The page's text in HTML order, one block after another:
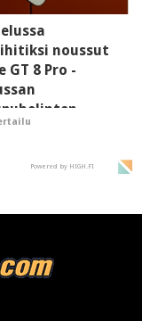
noussut
GT 8 Pro -
Powered by HIGH.FI